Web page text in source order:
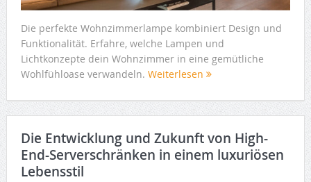
Die perfekte Wohnzimmerlampe kombiniert Design und
Funktionalität. Erfahre, welche Lampen und
Lichtkonzepte dein Wohnzimmer in eine gemütliche
Wohlfühloase verwandeln. Weiterlesen
Die Entwicklung und Zukunft von High-
End-Serverschränken in einem luxuriösen
Lebensstil